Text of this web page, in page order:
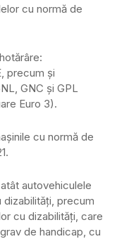
cu normă de
precum şi
GNC şi GPL
Euro 3).
cu normă de
autovehiculele
precum
cu dizabilităţi, care
de handicap, cu